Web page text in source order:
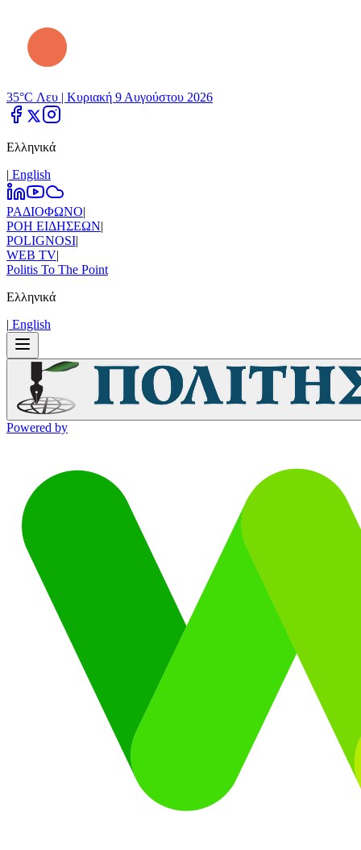
35°C Λευ | Κυριακή 9 Αυγούστου 2026
Ελληνικά
| Εnglish
ΡΑΔΙΟΦΩΝΟ|
ΡΟΗ ΕΙΔΗΣΕΩΝ|
POLIGNOSI|
WEB TV|
Politis To The Point
Ελληνικά
| Εnglish
Powered by